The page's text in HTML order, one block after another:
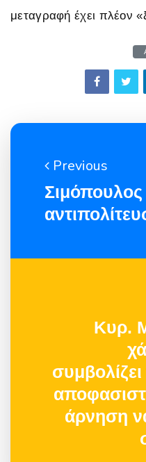
μεταγραφή έχει πλέον
Previous
Κυρ.
άρνηση